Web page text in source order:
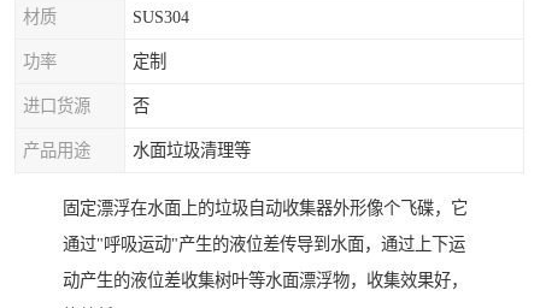
材质 SUS304
功率 定制
进口货源 否
产品用途 水面垃圾清理等
固定漂浮在水面上的垃圾自动收集器外形像个飞碟，它
通过"呼吸运动"产生的液位差传导到水面，通过上下运
动产生的液位差收集树叶等水面漂浮物，收集效果好，